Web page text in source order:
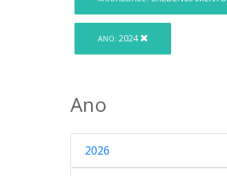
ANO: 2024
Ano
2026